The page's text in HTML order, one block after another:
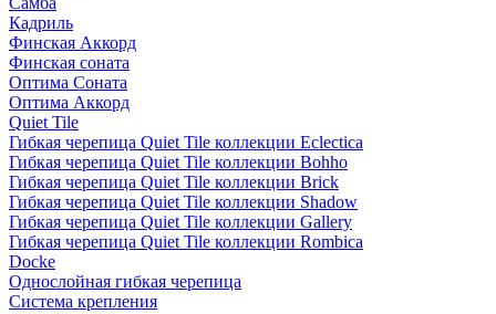
Кадриль
Финская Аккорд
Финская соната
Оптима Соната
Оптима Аккорд
Quiet Tile
Гибкая черепица Quiet Tile коллекции Eclectica
Гибкая черепица Quiet Tile коллекции Bohho
Гибкая черепица Quiet Tile коллекции Brick
Гибкая черепица Quiet Tile коллекции Shadow
Гибкая черепица Quiet Tile коллекции Gallery
Гибкая черепица Quiet Tile коллекции Rombica
Docke
Однослойная гибкая черепица
Система крепления